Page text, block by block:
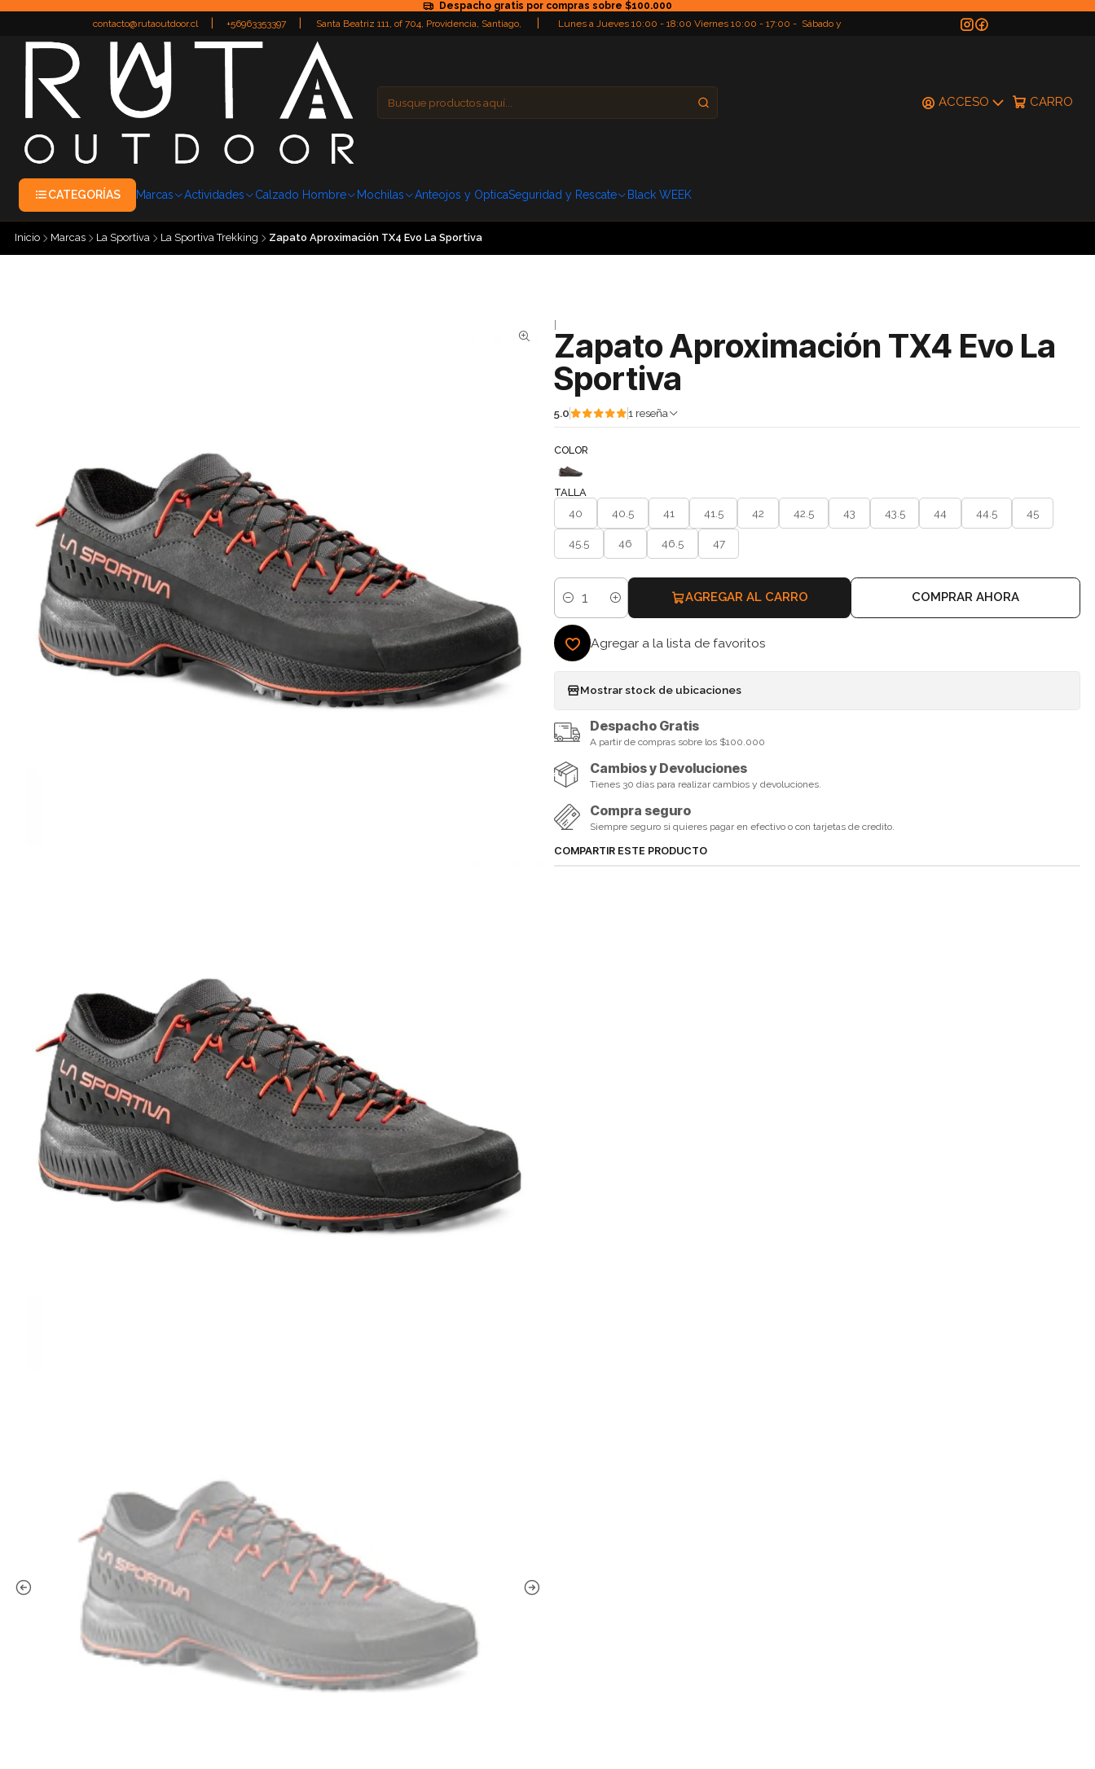
Despacho gratis por compras sobre $100.000
contacto@rutaoutdoor.cl
+56963353397
Santa Beatriz 111, of 704, Providencia, Santiago,
Lunes a Jueves 10:00 - 18:00 Viernes 10:00 - 17:00 - Sábado y
ACCESO CARRO
CATEGORÍAS Marcas Actividades Calzado Hombre Mochilas Anteojos y OpticaSeguridad y Rescate Black WEEK
Inicio Marcas La Sportiva La Sportiva Trekking Zapato Aproximación TX4 Evo La Sportiva
|
Zapato Aproximación TX4 Evo La
Sportiva
5.0 1 reseña
COLOR
TALLA
40 40.5 41 41.5 42 42.5 43 43.5 44 44.5 45
45.5 46 46.5 47
Cantidad
AGREGAR AL CARRO COMPRAR AHORA
Agregar a la lista de favoritos
Mostrar stock de ubicaciones
Despacho Gratis
A partir de compras sobre los $100.000
Cambios y Devoluciones
Tienes 30 días para realizar cambios y devoluciones.
Compra seguro
Siempre seguro si quieres pagar en efectivo o con tarjetas de credito.
COMPARTIR ESTE PRODUCTO